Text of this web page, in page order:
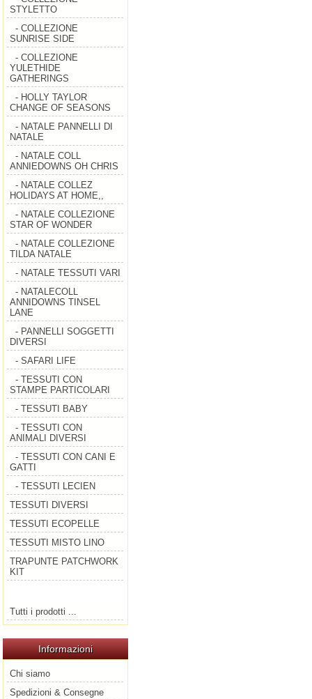
STYLETTO
- COLLEZIONE
SUNRISE SIDE
- COLLEZIONE
YULETHIDE
GATHERINGS
- HOLLY TAYLOR
CHANGE OF SEASONS
- NATALE PANNELLI DI
NATALE
- NATALE COLL
ANNIEDOWNS OH CHRIS
- NATALE COLLEZ
HOLIDAYS AT HOME,,
- NATALE COLLEZIONE
STAR OF WONDER
- NATALE COLLEZIONE
TILDA NATALE
- NATALE TESSUTI VARI
- NATALECOLL
ANNIDOWNS TINSEL
LANE
- PANNELLI SOGGETTI
DIVERSI
- SAFARI LIFE
- TESSUTI CON
STAMPE PARTICOLARI
- TESSUTI BABY
- TESSUTI CON
ANIMALI DIVERSI
- TESSUTI CON CANI E
GATTI
- TESSUTI LECIEN
TESSUTI DIVERSI
TESSUTI ECOPELLE
TESSUTI MISTO LINO
TRAPUNTE PATCHWORK
KIT
Tutti i prodotti ...
Informazioni
Chi siamo
Spedizioni & Consegne